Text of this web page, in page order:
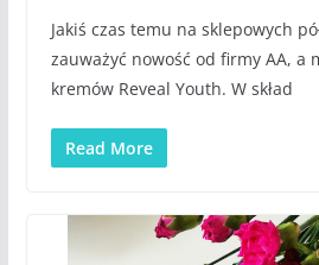
Jakiś czas temu na sklepowych
zauważyć nowość od firmy AA, a
kremów Reveal Youth. W skład
Read More